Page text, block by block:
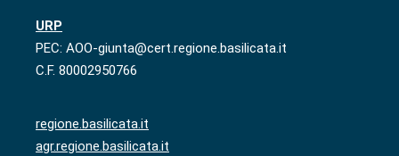
URP
PEC: AOO-giunta@cert.regione.basilicata.it
C.F. 80002950766
regione.basilicata.it
agr.regione.basilicata.it